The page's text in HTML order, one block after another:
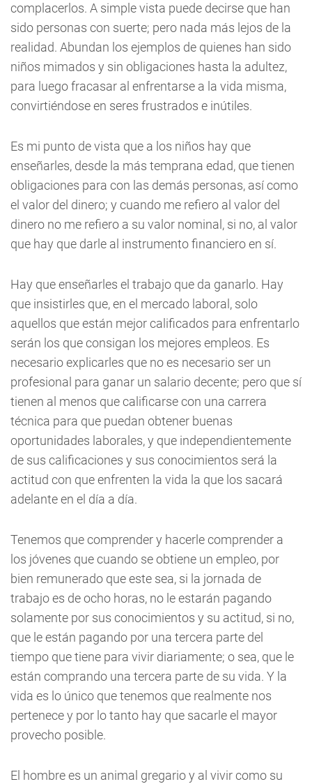
complacerlos. A simple vista puede decirse que han
sido personas con suerte; pero nada más lejos de la
realidad. Abundan los ejemplos de quienes han sido
niños mimados y sin obligaciones hasta la adultez,
para luego fracasar al enfrentarse a la vida misma,
convirtiéndose en seres frustrados e inútiles.
Es mi punto de vista que a los niños hay que
enseñarles, desde la más temprana edad, que tienen
obligaciones para con las demás personas, así como
el valor del dinero; y cuando me refiero al valor del
dinero no me refiero a su valor nominal, si no, al valor
que hay que darle al instrumento financiero en sí.
Hay que enseñarles el trabajo que da ganarlo. Hay
que insistirles que, en el mercado laboral, solo
aquellos que están mejor calificados para enfrentarlo
serán los que consigan los mejores empleos. Es
necesario explicarles que no es necesario ser un
profesional para ganar un salario decente; pero que sí
tienen al menos que calificarse con una carrera
técnica para que puedan obtener buenas
oportunidades laborales, y que independientemente
de sus calificaciones y sus conocimientos será la
actitud con que enfrenten la vida la que los sacará
adelante en el día a día.
Tenemos que comprender y hacerle comprender a
los jóvenes que cuando se obtiene un empleo, por
bien remunerado que este sea, si la jornada de
trabajo es de ocho horas, no le estarán pagando
solamente por sus conocimientos y su actitud, si no,
que le están pagando por una tercera parte del
tiempo que tiene para vivir diariamente; o sea, que le
están comprando una tercera parte de su vida. Y la
vida es lo único que tenemos que realmente nos
pertenece y por lo tanto hay que sacarle el mayor
provecho posible.
El hombre es un animal gregario y al vivir como su